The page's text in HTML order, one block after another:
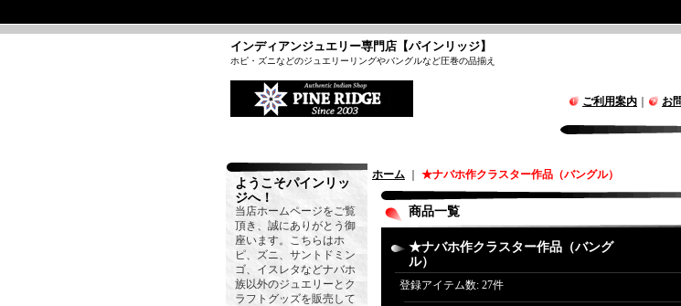
インディアンジュエリー専門店【パインリッジ】
ホピ・ズニなどのジュエリーリングやバングルなど圧巻の品揃え
ご利用案内 お
ようこそパインリッ
ジへ！
当店ホームページをご覧
頂き、誠にありがとう御
座います。こちらはホ
ピ、ズニ、サントドミン
ゴ、イスレタなどナバホ
族以外のジュエリーとク
ラフトグッズを販売して
ホーム ★ナバホ作クラスター作品（バングル）
商品一覧
★ナバホ作クラスター作品（バング
ル）
登録アイテム数: 27件